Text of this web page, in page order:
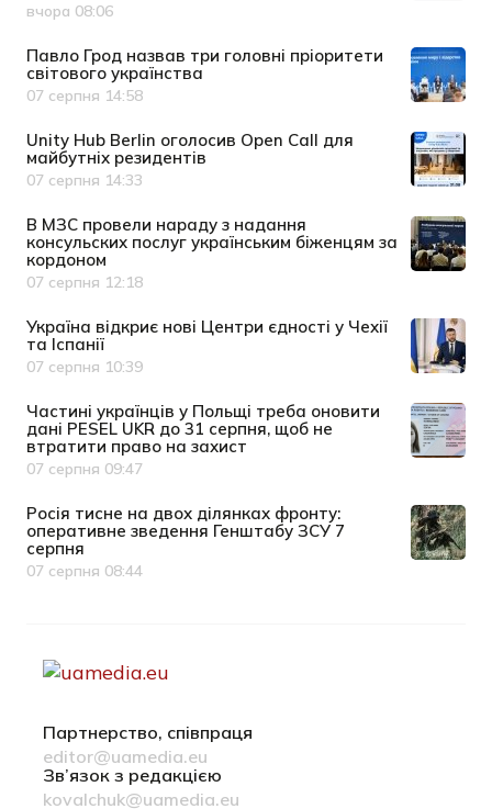
Дата публікації
вчора 08:06
Павло Грод назвав три головні пріоритети
світового українства
Дата публікації
07 серпня 14:58
Unity Hub Berlin оголосив Open Call для
майбутніх резидентів
Дата публікації
07 серпня 14:33
В МЗС провели нараду з надання
консульских послуг українським біженцям за
кордоном
Дата публікації
07 серпня 12:18
Україна відкриє нові Центри єдності у Чехії
та Іспанії
Дата публікації
07 серпня 10:39
Частині українців у Польщі треба оновити
дані PESEL UKR до 31 серпня, щоб не
втратити право на захист
Дата публікації
07 серпня 09:47
Росія тисне на двох ділянках фронту:
оперативне зведення Генштабу ЗСУ 7
серпня
Дата публікації
07 серпня 08:44
Партнерство, співпраця
editor@uamedia.eu
Зв’язок з редакцією
kovalchuk@uamedia.eu